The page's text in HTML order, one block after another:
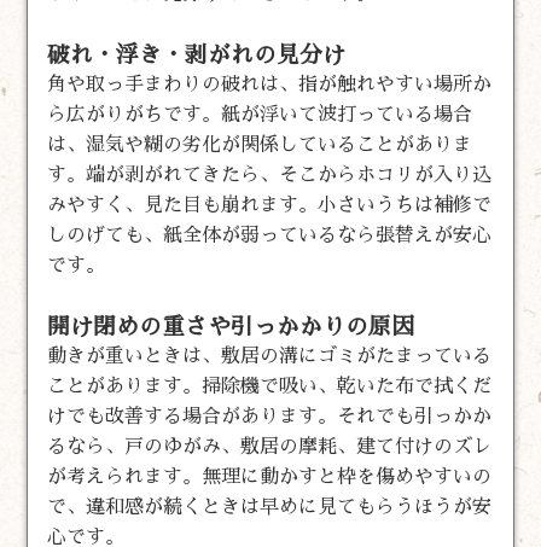
破れ・浮き・剥がれの見分け
角や取っ手まわりの破れは、指が触れやすい場所か
ら広がりがちです。紙が浮いて波打っている場合
は、湿気や糊の劣化が関係していることがありま
す。端が剥がれてきたら、そこからホコリが入り込
みやすく、見た目も崩れます。小さいうちは補修で
しのげても、紙全体が弱っているなら張替えが安心
です。
開け閉めの重さや引っかかりの原因
動きが重いときは、敷居の溝にゴミがたまっている
ことがあります。掃除機で吸い、乾いた布で拭くだ
けでも改善する場合があります。それでも引っかか
るなら、戸のゆがみ、敷居の摩耗、建て付けのズレ
が考えられます。無理に動かすと枠を傷めやすいの
で、違和感が続くときは早めに見てもらうほうが安
心です。